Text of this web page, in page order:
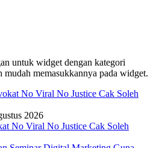
untuk widget dengan kategori
mudah memasukkannya pada widget.
2026
No Viral No Justice Cak Soleh